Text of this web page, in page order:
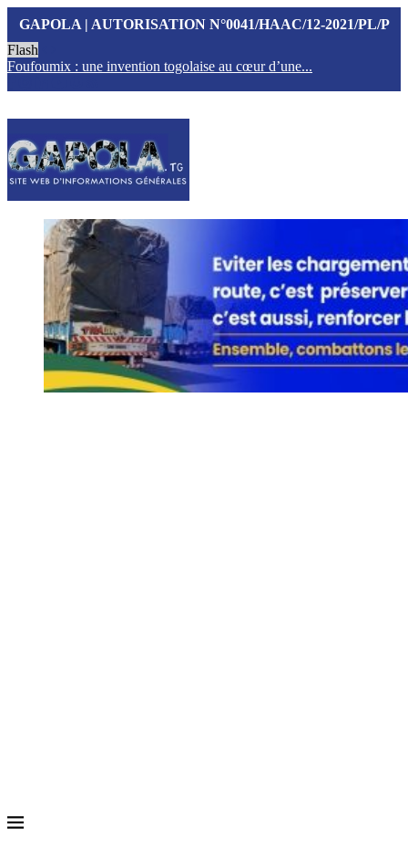
GAPOLA | AUTORISATION N°0041/HAAC/12-2021/PL/P
Flash
Foufoumix : une invention togolaise au cœur d’une...